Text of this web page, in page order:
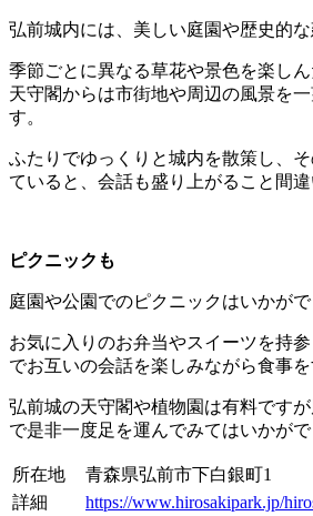
弘前城内には、美しい庭園や歴史的な
季節ごとに異なる草花や景色を楽し
天守閣からは市街地や周辺の風景を
す。
ふたりでゆっくりと城内を散策し、
ていると、会話も盛り上がること間違
ピクニックも
庭園や公園でのピクニックはいかがで
お気に入りのお弁当やスイーツを持
でお互いの会話を楽しみながら食事を
弘前城の天守閣や植物園は有料です
で是非一度足を運んでみてはいかがで
所在地
青森県弘前市下白銀町1
詳細
https://www.hirosakipark.jp/